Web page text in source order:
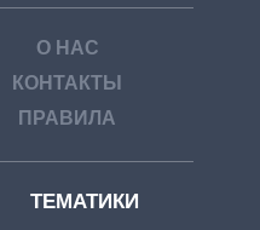
О НАС
КОНТАКТЫ
ПРАВИЛА
ТЕМАТИКИ